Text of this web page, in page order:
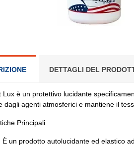
DETTAGLI DEL
Lux è un protettivo lucidante
dagli agenti atmosferici e mantiene il
Principali
È un prodotto autolucidante ed elastico